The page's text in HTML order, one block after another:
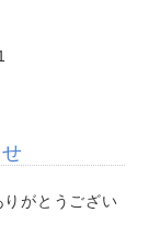
がとうござい